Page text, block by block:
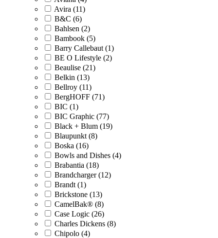
Avira (11)
B&C (6)
Bahlsen (2)
Bambook (5)
Barry Callebaut (1)
BE O Lifestyle (2)
Beaulise (21)
Belkin (13)
Bellroy (11)
BergHOFF (71)
BIC (1)
BIC Graphic (77)
Black + Blum (19)
Blaupunkt (8)
Boska (16)
Bowls and Dishes (4)
Brabantia (18)
Brandcharger (12)
Brandt (1)
Brickstone (13)
CamelBak® (8)
Case Logic (26)
Charles Dickens (8)
Chipolo (4)